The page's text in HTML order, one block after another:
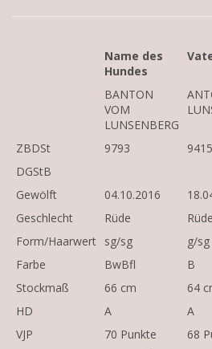
Name des
Hundes
BANTON
VOM
LUNSENBERG
ZBDSt
9793 9415
DGStB
Gewölft
04.10.2016
Geschlecht
Rüde Rüde
Form/Haarwert sg/sg g/sg
Farbe
BwBfl B
Stockmaß
66 cm 64
HD
A A
VJP
70 Punkte 68